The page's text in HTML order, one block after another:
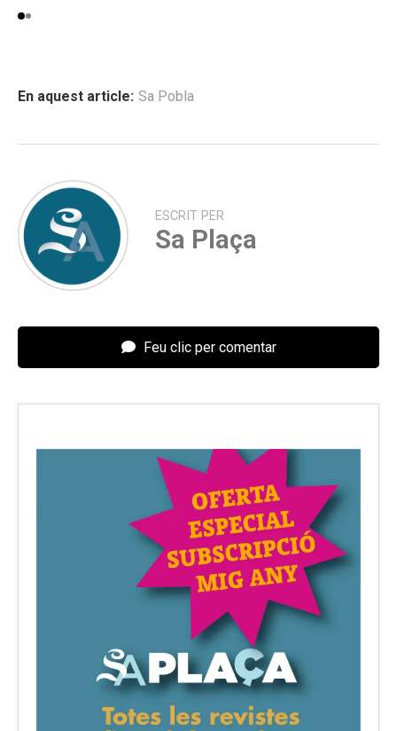
En aquest article: Sa Pobla
ESCRIT PER
Sa Plaça
Feu clic per comentar